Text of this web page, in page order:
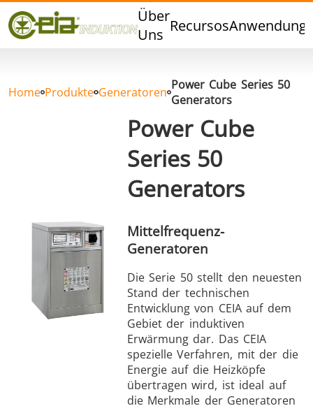
Über
Uns Recursos
Qualität
Veranstaltungen
Weichlöten
Aluminumlöten Verschlussversiegelung
Home Produkte Generatoren Power Cube Series 50
Generators
Power Cube
Series 50
Generators
Mittelfrequenz-
Generatoren
Die Serie 50 stellt den neuesten
Stand der technischen
Entwicklung von CEIA auf dem
Gebiet der induktiven
Erwärmung dar. Das CEIA
spezielle Verfahren, mit der die
Energie auf die Heizköpfe
übertragen wird, ist ideal auf
die Merkmale der Generatoren